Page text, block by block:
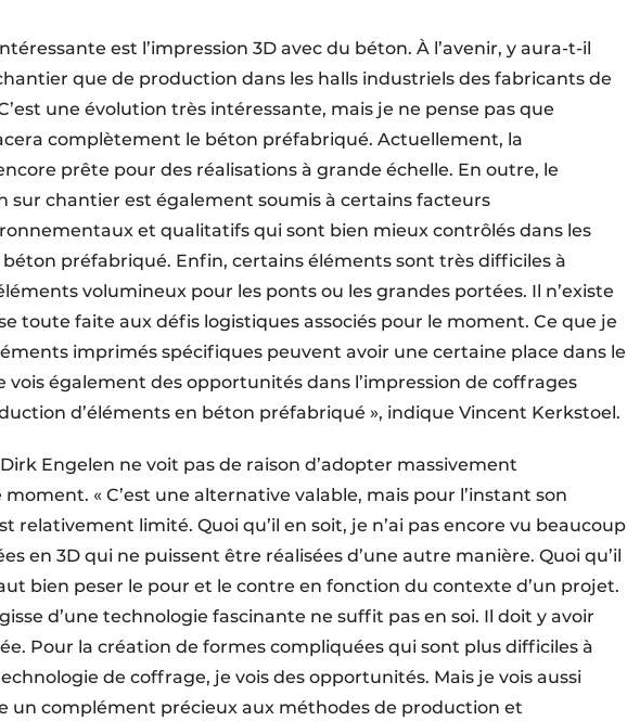
est l’impression 3D avec du béton. À l’avenir, y aura-t-il
que de production dans les halls industriels des fabricants de
une évolution très intéressante, mais je ne pense pas que
complètement le béton préfabriqué. Actuellement, la
prête pour des réalisations à grande échelle. En outre, le
sur chantier est également soumis à certains facteurs
et qualitatifs qui sont bien mieux contrôlés dans les
préfabriqué. Enfin, certains éléments sont très difficiles à
volumineux pour les ponts ou les grandes portées. Il n’existe
toute faite aux défis logistiques associés pour le moment. Ce que je
imprimés spécifiques peuvent avoir une certaine place dans le
vois également des opportunités dans l’impression de coffrages
d’éléments en béton préfabriqué », indique Vincent Kerkstoel.
Engelen ne voit pas de raison d’adopter massivement
moment. « C’est une alternative valable, mais pour l’instant son
relativement limité. Quoi qu’il en soit, je n’ai pas encore vu beaucoup
en 3D qui ne puissent être réalisées d’une autre manière. Quoi qu’il
bien peser le pour et le contre en fonction du contexte d’un projet.
d’une technologie fascinante ne suffit pas en soi. Il doit y avoir
Pour la création de formes compliquées qui sont plus difficiles à
de coffrage, je vois des opportunités. Mais je vois aussi
un complément précieux aux méthodes de production et